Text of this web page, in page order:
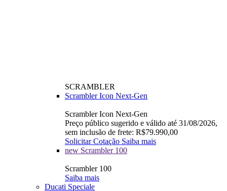
SCRAMBLER
Scrambler Icon Next-Gen
Scrambler Icon Next-Gen
Preço público sugerido e válido até 31/08/2026,
sem inclusão de frete: R$79.990,00
Solicitar Cotação Saiba mais
new Scrambler 100
Scrambler 100
Saiba mais
Ducati Speciale